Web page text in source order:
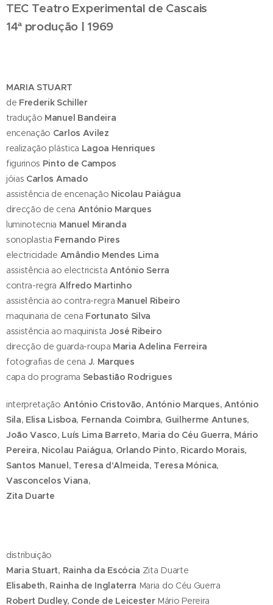
TEC Teatro Experimental de Cascais
14ª produção | 1969
MARIA STUART
de Frederik Schiller
tradução Manuel Bandeira
encenação Carlos Avilez
realização plástica Lagoa Henriques
figurinos Pinto de Campos
jóias Carlos Amado
assistência de encenação Nicolau Paiágua
direcção de cena António Marques
luminotecnia Manuel Miranda
sonoplastia Fernando Pires
electricidade Amândio Mendes Lima
assistência ao electricista António Serra
contra-regra Alfredo Martinho
assistência ao contra-regra Manuel Ribeiro
maquinaria de cena Fortunato Silva
assistência ao maquinista José Ribeiro
direcção de guarda-roupa Maria Adelina Ferreira
fotografias de cena J. Marques
capa do programa Sebastião Rodrigues
interpretação António Cristovão, António Marques, António
Sila, Elisa Lisboa, Fernanda Coimbra, Guilherme Antunes,
João Vasco, Luís Lima Barreto, Maria do Céu Guerra, Mário
Pereira, Nicolau Paiágua, Orlando Pinto, Ricardo Morais,
Santos Manuel, Teresa d'Almeida, Teresa Mónica,
Vasconcelos Viana,
Zita Duarte
distribuição
Maria Stuart, Rainha da Escócia Zita Duarte
Elisabeth, Rainha de Inglaterra Maria do Céu Guerra
Robert Dudley, Conde de LeicesterMário Pereira